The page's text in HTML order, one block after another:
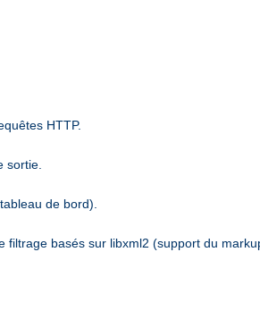
HTTP.
sortie.
de bord).
filtrage basés sur libxml2 (support du